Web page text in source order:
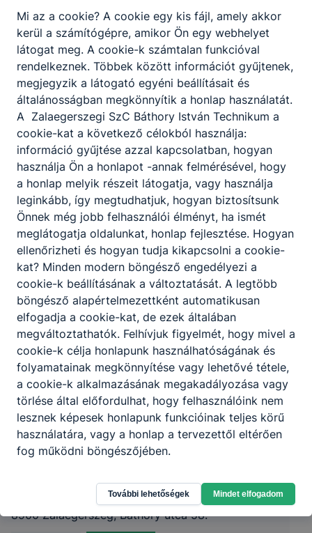
Partnereink
Zalaegerszegi SzC Báthory István
8900 Zalaegerszeg, Báthory utca 58.
Mi az a cookie? A cookie egy kis fájl, amely akkor
kerül a számítógépre, amikor Ön egy webhelyet
látogat meg. A cookie-k számtalan funkcióval
rendelkeznek. Többek között információt gyűjtenek,
megjegyzik a látogató egyéni beállításait és
általánosságban megkönnyítik a honlap használatát.
A Zalaegerszegi SzC Báthory István Technikum a
cookie-kat a következő célokból használja:
információ gyűjtése azzal kapcsolatban, hogyan
használja Ön a honlapot -annak felmérésével, hogy
a honlap melyik részeit látogatja, vagy használja
leginkább, így megtudhatjuk, hogyan biztosítsunk
Önnek még jobb felhasználói élményt, ha ismét
meglátogatja oldalunkat, honlap fejlesztése. Hogyan
ellenőrizheti és hogyan tudja kikapcsolni a cookie-
kat? Minden modern böngésző engedélyezi a
cookie-k beállításának a változtatását. A legtöbb
böngésző alapértelmezettként automatikusan
elfogadja a cookie-kat, de ezek általában
megváltoztathatók. Felhívjuk figyelmét, hogy mivel a
cookie-k célja honlapunk használhatóságának és
folyamatainak megkönnyítése vagy lehetővé tétele,
a cookie-k alkalmazásának megakadályozása vagy
törlése által előfordulhat, hogy felhasználóink nem
lesznek képesek honlapunk funkcióinak teljes körű
használatára, vagy a honlap a tervezettől eltérően
fog működni böngészőjében.
További lehetőségek Mindet elfogadom